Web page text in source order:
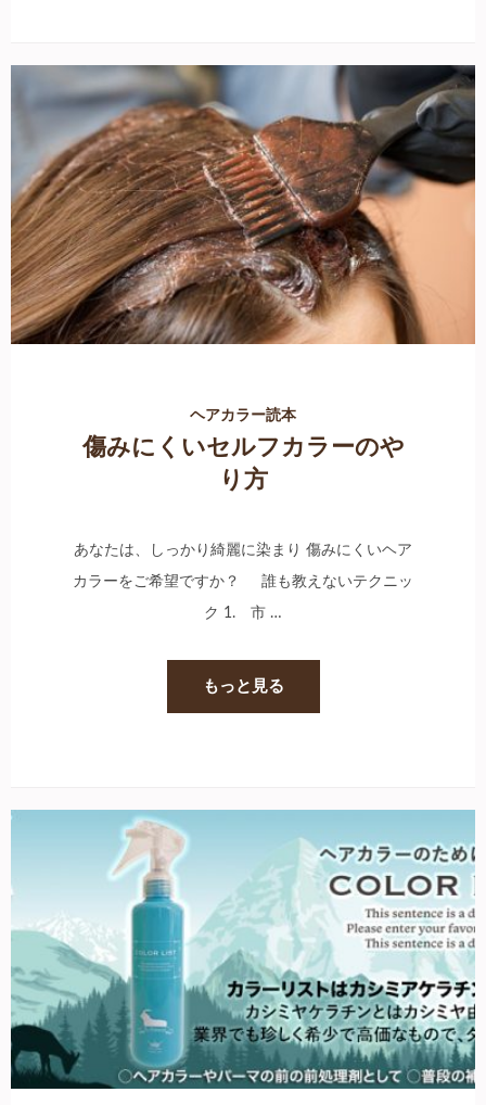
ヘアカラー読本
傷みにくいセルフカラーのや
り方
あなたは、しっかり綺麗に染まり 傷みにくいヘア
カラーをご希望ですか？ 誰も教えないテクニッ
ク 1. 市 …
もっと見る